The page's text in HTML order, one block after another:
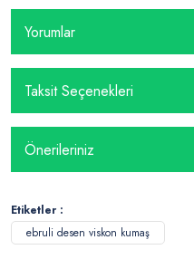
Yorumlar
Taksit Seçenekleri
Önerileriniz
Etiketler :
ebruli desen viskon kumaş